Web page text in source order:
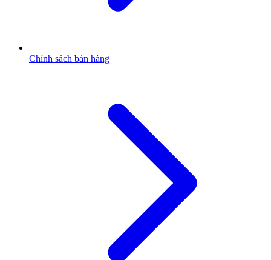
Chính sách bán hàng